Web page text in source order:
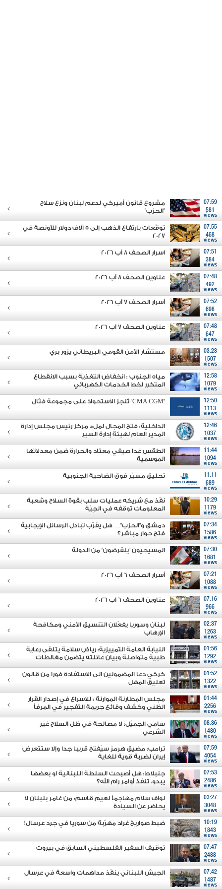
07:59
581
views
مشروع قانون أميركي لدعم لبنان ونزع سلاح
"الحزب"
07:55
468
views
توقّعات بارتفاع الذهب إلى 5 آلاف دولار للأونصة في
2027
07:51
384
views
اسرار الصحف 8 آب 2026
07:48
492
views
عناوين الصحف 8 آب 2026
07:52
698
views
أسرار الصحف 7 آب 2026
07:48
647
views
عناوين الصحف 7 آب 2026
03:23
1507
views
مستشار الأمن القومي البريطاني يزور بري
12:58
1079
views
مياه الجنوب : انخفاض التغذية بسبب الانقطاع
المتكرر لخط الخدمات الكهربائي
12:50
1113
views
"CMA CGM" تُنجز الاستحواذ على مجموعة فتّال
12:46
1037
views
الداخلية: فتح المجال لملء مركز رئيس مجلس إدارة
المدير العام لهيئة إدارة السير
11:44
1094
views
الطقس غدا صيفي معتاد والحرارة ضمن معدلاتها
الموسمية
11:11
689
views
تحليق مسيّر فوق الضاحية الجنوبية
10:29
1179
views
نفّذ مع شريكه عمليات سلب بقوة السلاح وشعبة
المعلومات توقفه في الجِيّة
07:34
1586
views
دمشق و"الحزب"… هل يقرّب تبادل الرسائل الإيجابية
فتح حوار مباشر؟
07:30
1681
views
المسيحيون "ينقرضون" من الدولة
07:21
1088
views
أسرار الصحف 6 آب 2026
07:16
966
views
عناوين الصحف 6 آب 2026
02:37
1263
views
لبنان وسوريا يفعّلان التنسيق الأمني ومكافحة
الإرهاب
01:56
1292
views
النيابة العامة التمييزية: رياض سلامة يتلقى رعاية
طبية متواصلة وبيان عائلته يتضمن مغالطات
01:52
1322
views
كركي دعا المضمونين الى الاستفادة فورا من قانون
تعليق المهل
01:44
2256
views
مجلس المطارنة الموارنة : للاسراع في إصدار القرار
الظني وكشف وقائع جريمة التفجير في المرفأ
08:36
1480
views
سامي الجميّل: لا مصالحة في ظل السلاح غير
الشرعي
07:59
4054
views
ترامب: مضيق هرمز سيُفتح قريبا جدا وإلا ستتعرض
إيران لضربة قوية للغاية
07:53
2486
views
جنبلاط: هل أصبحت السلطة اللبنانية او بعضها
يبدو، تنفذ أوامر رام الله؟
03:27
3048
views
نواف سلام مهاجماً نعيم قاسم: من غامر بلبنان لا
يحاضر عن السيادة
10:19
1843
views
ضبط صواريخ غراد مهرّبة من سوريا في جرد عرسال!
07:47
2488
views
توقيف السفير الفلسطيني السابق في بيروت
07:42
1487
views
الجيش اللبناني ينفّذ مداهمات واسعة في عرسال